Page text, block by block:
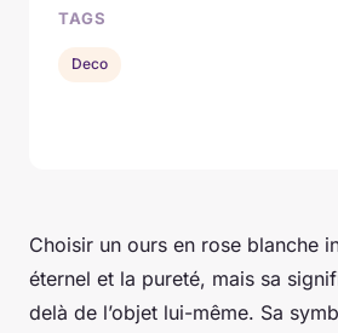
Choisir un ours en rose blanche
éternel et la pureté, mais sa
delà de l’objet lui-même. Sa
TAGS
Deco